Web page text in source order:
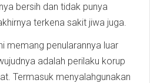
bersih dan tidak punya
terkena sakit jiwa juga.
memang penularannya luar
adalah perilaku korup
Termasuk menyalahgunakan